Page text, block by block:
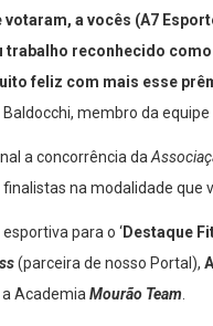
a vocês (A7
trabalho reconhecido
feliz com mais esse
Baldocchi, membro da
a concorrência da
na modalidade que
para o ‘Destaque
(parceira de nosso Portal),
AcademiaMourão Team.